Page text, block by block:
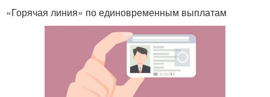
«Горячая линия» по единовременным выплатам